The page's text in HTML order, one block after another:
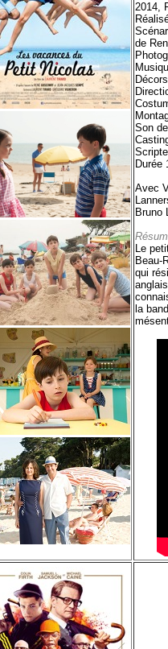
2014,
de
Son
Durée
Avec
Bruno
Le
Beau-
qui
la